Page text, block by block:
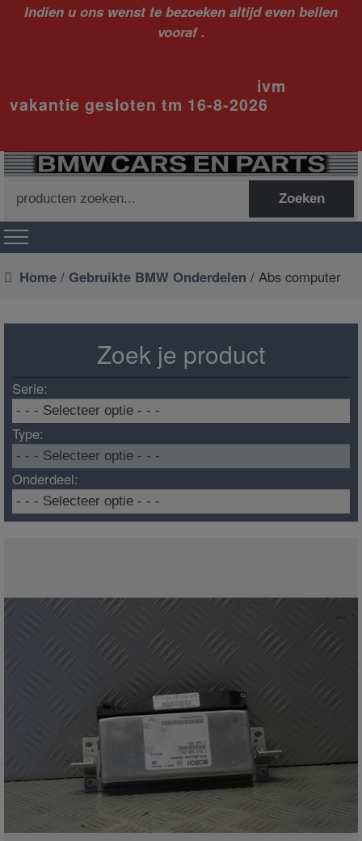
Indien u ons wenst te bezoeken altijd even bellen
vooraf .
ivm
vakantie gesloten tm 16-8-2026
naar:
Zoeken
Home / Gebruikte BMW Onderdelen / Abs computer
Zoek je product
Serie:
Type:
Onderdeel: